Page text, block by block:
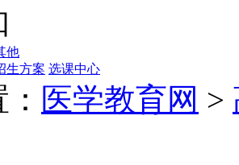
他
生方案 选课中心
医学教育网 >